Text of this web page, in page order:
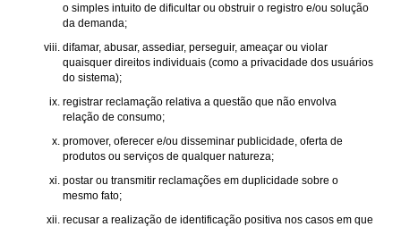
o simples intuito de dificultar ou obstruir o registro e/ou solução
da demanda;
difamar, abusar, assediar, perseguir, ameaçar ou violar
quaisquer direitos individuais (como a privacidade dos usuários
do sistema);
registrar reclamação relativa a questão que não envolva
relação de consumo;
promover, oferecer e/ou disseminar publicidade, oferta de
produtos ou serviços de qualquer natureza;
postar ou transmitir reclamações em duplicidade sobre o
mesmo fato;
recusar a realização de identificação positiva nos casos em que